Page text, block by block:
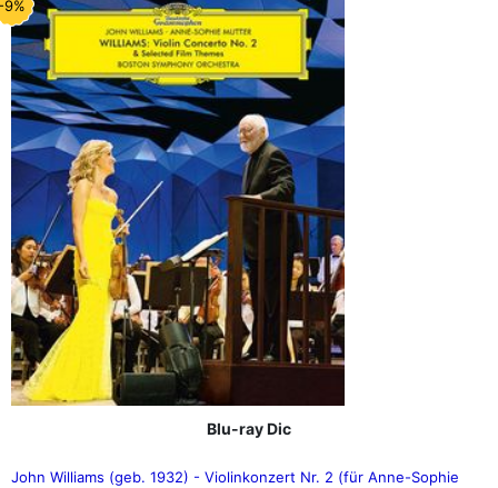
9%
Blu-ray Dic
John Williams (geb. 1932) - Violinkonzert Nr. 2 (für Anne-Sophie